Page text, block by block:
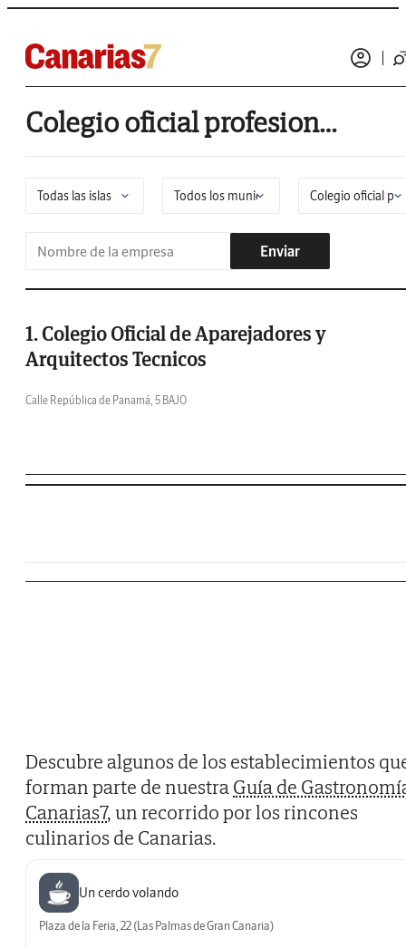
Colegio oficial profesional en San Sebastián de la Gomera
Enviar
1. Colegio Oficial de Aparejadores y
Arquitectos Tecnicos
Calle República de Panamá, 5 BAJO
Descubre algunos de los establecimientos
forman parte de nuestraGuía de
Canarias7, un recorrido por los rincones
culinarios de Canarias.
Un cerdo volando
Plaza de la Feria, 22 (Las Palmas de Gran Canaria)